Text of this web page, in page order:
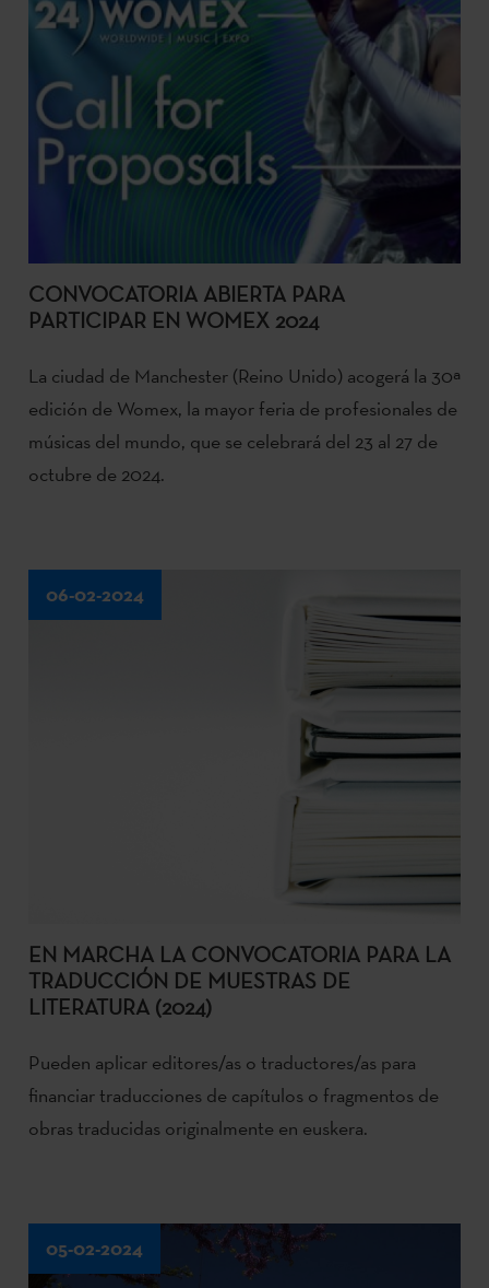
CONVOCATORIA ABIERTA PARA
PARTICIPAR EN WOMEX 2024
La ciudad de Manchester (Reino Unido) acogerá la 30ª
edición de Womex, la mayor feria de profesionales de
músicas del mundo, que se celebrará del 23 al 27 de
octubre de 2024.
06-02-2024
EN MARCHA LA CONVOCATORIA PARA LA
TRADUCCIÓN DE MUESTRAS DE
LITERATURA (2024)
Pueden aplicar editores/as o traductores/as para
financiar traducciones de capítulos o fragmentos de
obras traducidas originalmente en euskera.
05-02-2024